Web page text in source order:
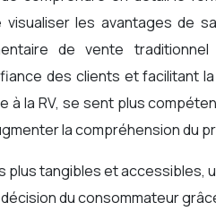
les avantages de
de vente
des clients et facilitant
à la RV, se sent plus
la compréhension du
plus tangibles et accessibles,
du consommateur